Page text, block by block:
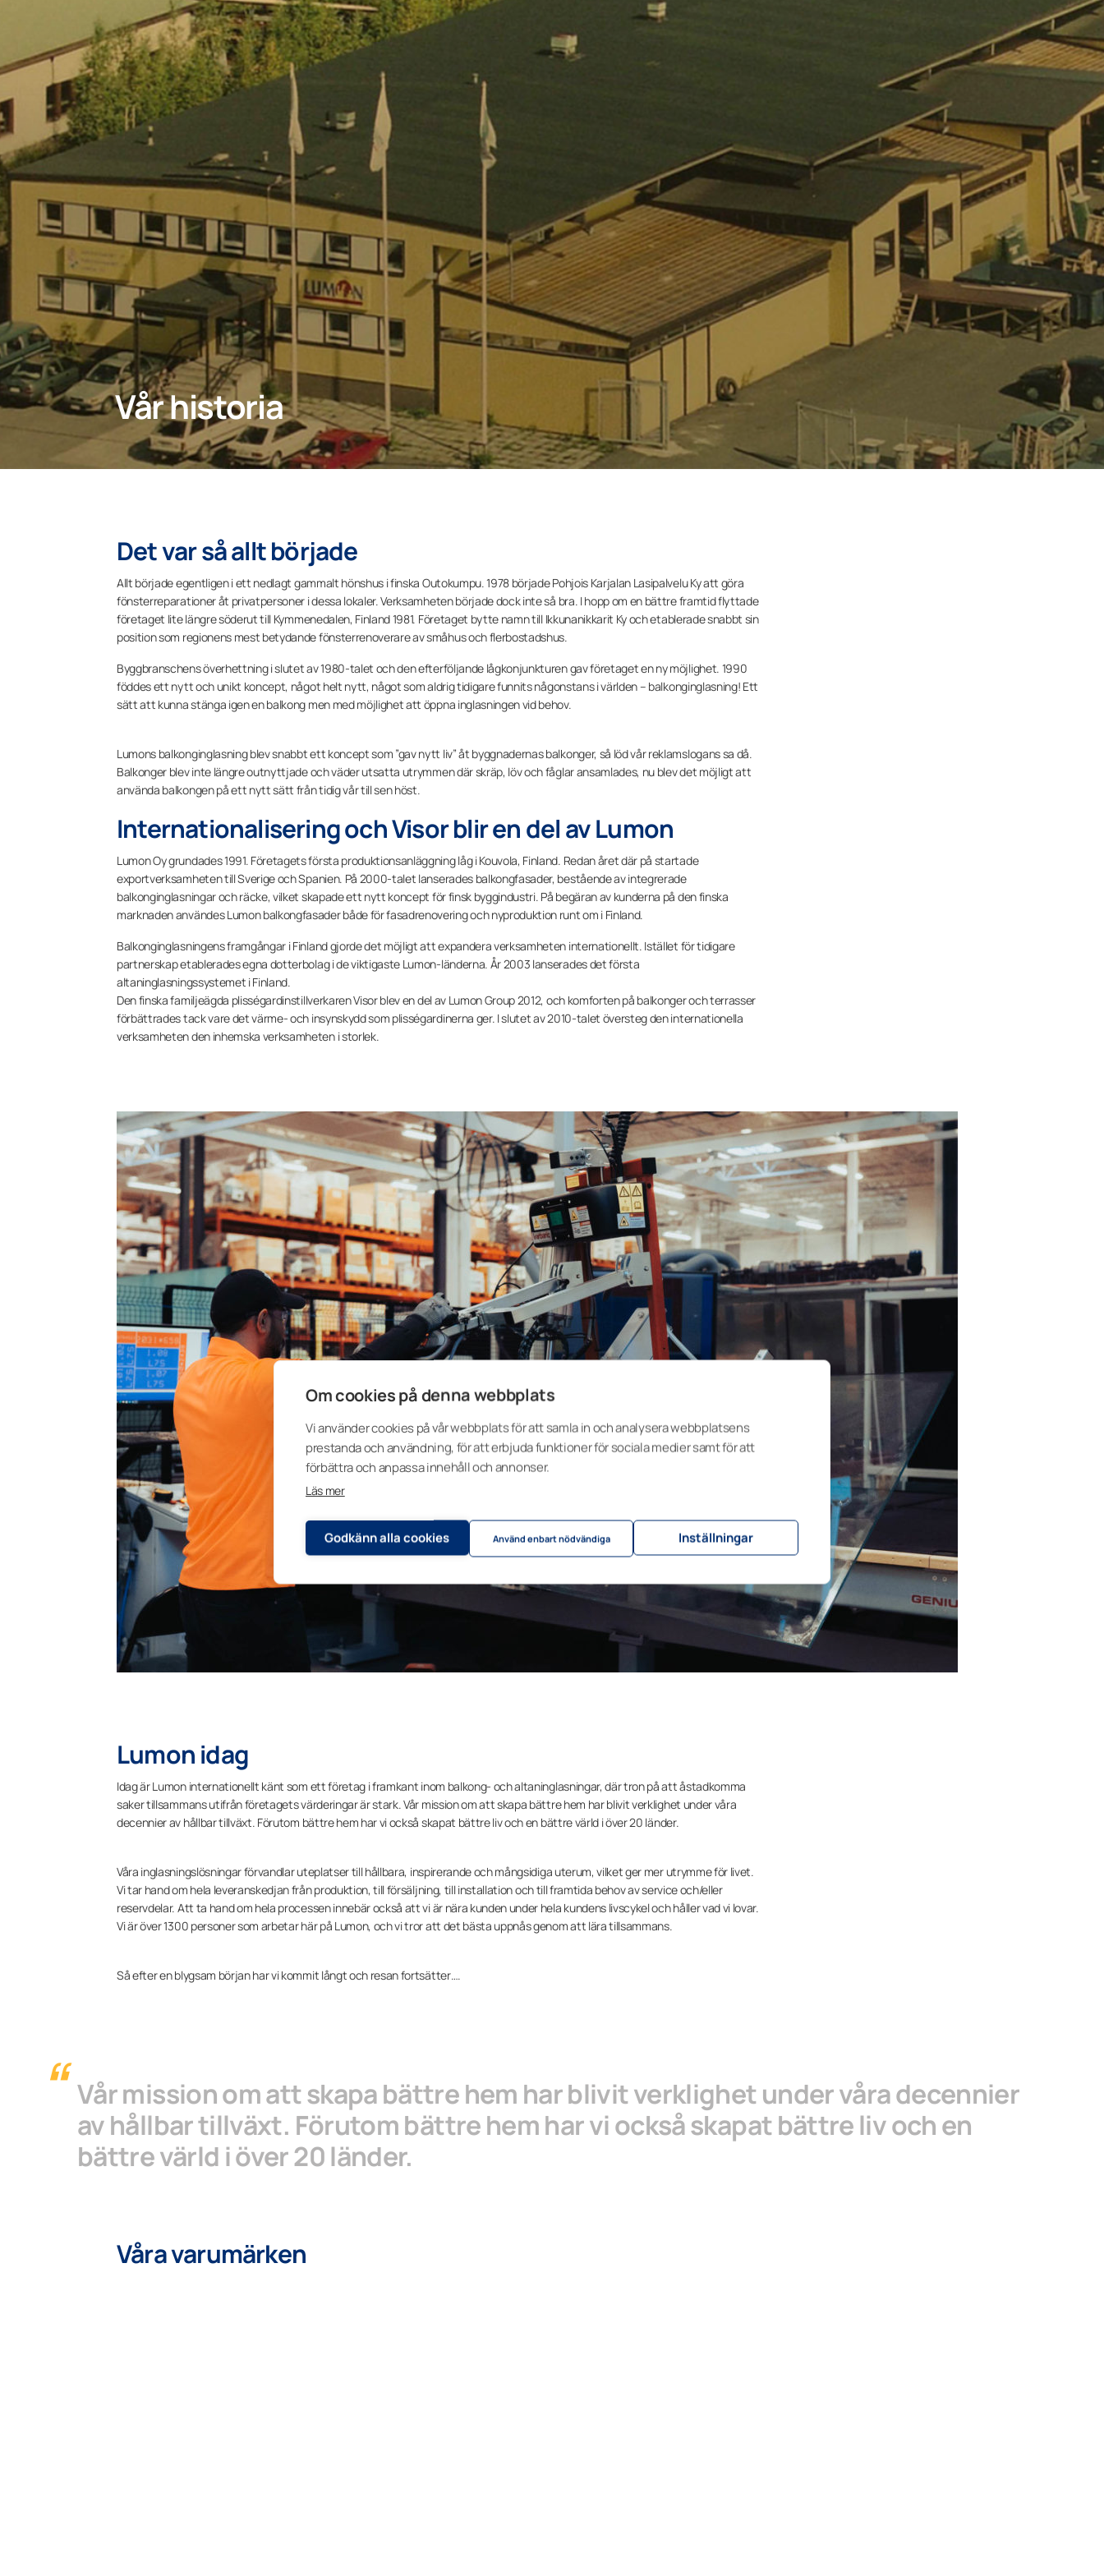
Om cookies på denna webbplats
Vi använder cookies på vår webbplats för att samla in och analysera webbplatsens
prestanda och användning, för att erbjuda funktioner för sociala medier samt för att
förbättra och anpassa innehåll och annonser.
Läs mer
Godkänn alla cookies Använd enbart nödvändiga Inställningar
Vår historia
Det var så allt började
Allt började egentligen i ett nedlagt gammalt hönshus i finska Outokumpu. 1978 började Pohjois Karjalan Lasipalvelu Ky att göra
fönsterreparationer åt privatpersoner i dessa lokaler. Verksamheten började dock inte så bra. I hopp om en bättre framtid flyttade
företaget lite längre söderut till Kymmenedalen, Finland 1981. Företaget bytte namn till Ikkunanikkarit Ky och etablerade snabbt sin
position som regionens mest betydande fönsterrenoverare av småhus och flerbostadshus.
Byggbranschens överhettning i slutet av 1980-talet och den efterföljande lågkonjunkturen gav företaget en ny möjlighet. 1990
föddes ett nytt och unikt koncept, något helt nytt, något som aldrig tidigare funnits någonstans i världen – balkonginglasning! Ett
sätt att kunna stänga igen en balkong men med möjlighet att öppna inglasningen vid behov.
Lumons balkonginglasning blev snabbt ett koncept som ”gav nytt liv” åt byggnadernas balkonger, så löd vår reklamslogans sa då.
Balkonger blev inte längre outnyttjade och väder utsatta utrymmen där skräp, löv och fåglar ansamlades, nu blev det möjligt att
använda balkongen på ett nytt sätt från tidig vår till sen höst.
Internationalisering och Visor blir en del av Lumon
Lumon Oy grundades 1991. Företagets första produktionsanläggning låg i Kouvola, Finland. Redan året där på startade
exportverksamheten till Sverige och Spanien. På 2000-talet lanserades balkongfasader, bestående av integrerade
balkonginglasningar och räcke, vilket skapade ett nytt koncept för finsk byggindustri. På begäran av kunderna på den finska
marknaden användes Lumon balkongfasader både för fasadrenovering och nyproduktion runt om i Finland.
Balkonginglasningens framgångar i Finland gjorde det möjligt att expandera verksamheten internationellt. Istället för tidigare
partnerskap etablerades egna dotterbolag i de viktigaste Lumon-länderna. År 2003 lanserades det första
altaninglasningssystemet i Finland.
Den finska familjeägda plisségardinstillverkaren Visor blev en del av Lumon Group 2012, och komforten på balkonger och terrasser
förbättrades tack vare det värme- och insynskydd som plisségardinerna ger. I slutet av 2010-talet översteg den internationella
verksamheten den inhemska verksamheten i storlek.
Lumon idag
Idag är Lumon internationellt känt som ett företag i framkant inom balkong- och altaninglasningar, där tron ​​på att åstadkomma
saker tillsammans utifrån företagets värderingar är stark. Vår mission om att skapa bättre hem har blivit verklighet under våra
decennier av hållbar tillväxt. Förutom bättre hem har vi också skapat bättre liv och en bättre värld i över 20 länder.
Våra inglasningslösningar förvandlar uteplatser till hållbara, inspirerande och mångsidiga uterum, vilket ger mer utrymme för livet.
Vi tar hand om hela leveranskedjan från produktion, till försäljning, till installation och till framtida behov av service och/eller
reservdelar. Att ta hand om hela processen innebär också att vi är nära kunden under hela kundens livscykel och håller vad vi lovar.
Vi är över 1300 personer som arbetar här på Lumon, och vi tror att det bästa uppnås genom att lära tillsammans.
Så efter en blygsam början har vi kommit långt och resan fortsätter….
Vår mission om att skapa bättre hem har blivit verklighet under våra decennier
av hållbar tillväxt. Förutom bättre hem har vi också skapat bättre liv och en
bättre värld i över 20 länder.
Våra varumärken